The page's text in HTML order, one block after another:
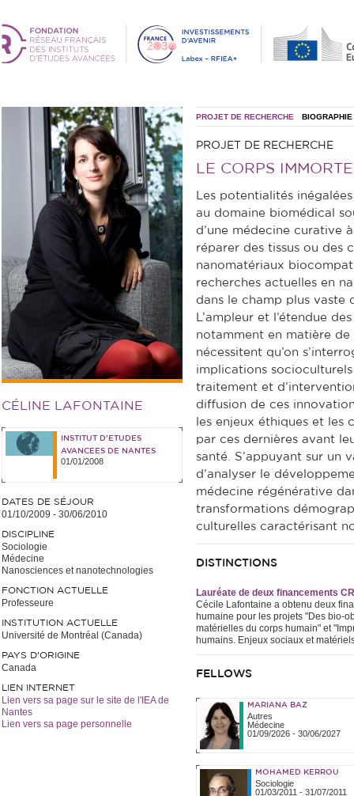
CÉLINE LAFONTAINE
INSTITUT D'ETUDES
AVANCEES DE NANTES
01/01/2008
DATES DE SÉJOUR
01/10/2009 - 30/06/2010
DISCIPLINE
Sociologie
Médecine
Nanosciences et nanotechnologies
FONCTION ACTUELLE
Professeure
INSTITUTION ACTUELLE
Université de Montréal (Canada)
PAYS D'ORIGINE
Canada
LIEN INTERNET
Lien vers sa page sur le site de l'IEA de
Nantes
Lien vers sa page personnelle
PROJET DE RECHERCHE BIOGRAPHIE
PROJET DE RECHERCHE
LE CORPS
Les potentialités
au domaine biomédical
d’une médecine curative
réparer des tissus ou des
nanomatériaux
recherches actuelles en
dans le champ plus vaste
L’ampleur et l’étendue
notamment en matière
nécessitent qu’on
implications
traitement et
diffusion de ces
les enjeux éthiques et les
par ces dernières avant
santé. S’appuyant sur un
d’analyser le
médecine régénérative
transformations
culturelles caractérisant
DISTINCTIONS
Lauréate de deux financements
Cécile Lafontaine a obtenu deux
humaine pour les projets "Des bio-
matérielles du corps humain" et
humains. Enjeux sociaux et
FELLOWS
MARIANA BAZ
Autres
Médecine
01/09/2026- 30/06/2027
MOHAMED KERROU
Sociologie
01/03/2011 - 31/07/2011